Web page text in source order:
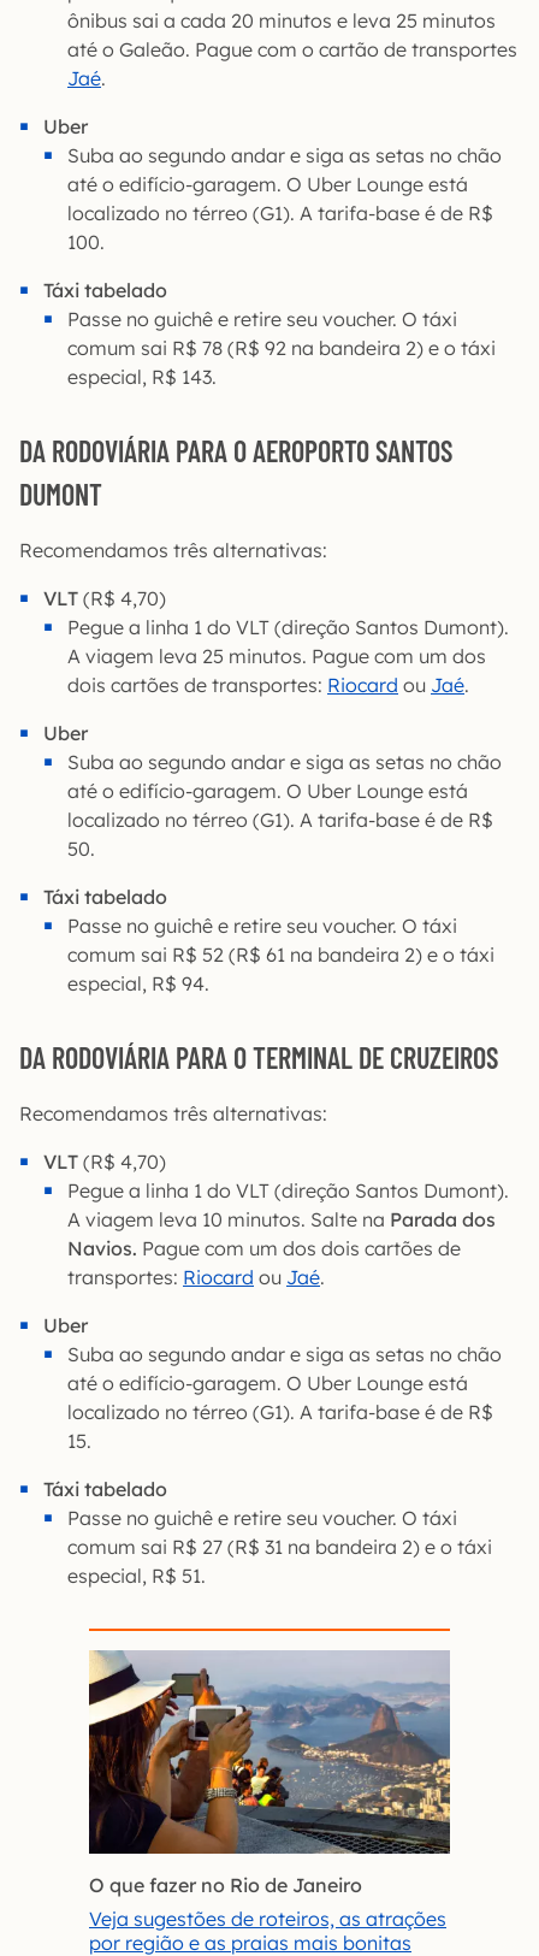
ônibus sai a cada 20 minutos e leva 25 minutos
até o Galeão. Pague com o cartão de transportes
Jaé.
Uber
Suba ao segundo andar e siga as setas no chão
até o edifício-garagem. O Uber Lounge está
localizado no térreo (G1). A tarifa-base é de R$
100.
Táxi tabelado
Passe no guichê e retire seu voucher. O táxi
comum sai R$ 78 (R$ 92 na bandeira 2) e o táxi
especial, R$ 143.
DA RODOVIÁRIA PARA O AEROPORTO SANTOS
DUMONT
Recomendamos três alternativas:
VLT (R$ 4,70)
Pegue a linha 1 do VLT (direção Santos Dumont).
A viagem leva 25 minutos. Pague com um dos
dois cartões de transportes: Riocard ou Jaé.
Uber
Suba ao segundo andar e siga as setas no chão
até o edifício-garagem. O Uber Lounge está
localizado no térreo (G1). A tarifa-base é de R$
50.
Táxi tabelado
Passe no guichê e retire seu voucher. O táxi
comum sai R$ 52 (R$ 61 na bandeira 2) e o táxi
especial, R$ 94.
DA RODOVIÁRIA PARA O TERMINAL DE CRUZEIROS
Recomendamos três alternativas:
VLT (R$ 4,70)
Pegue a linha 1 do VLT (direção Santos Dumont).
A viagem leva 10 minutos. Salte na Parada dos
Navios. Pague com um dos dois cartões de
transportes: Riocard ou Jaé.
Uber
Suba ao segundo andar e siga as setas no chão
até o edifício-garagem. O Uber Lounge está
localizado no térreo (G1). A tarifa-base é de R$
15.
Táxi tabelado
Passe no guichê e retire seu voucher. O táxi
comum sai R$ 27 (R$ 31 na bandeira 2) e o táxi
especial, R$ 51.
O que fazer no Rio de Janeiro
Veja sugestões de roteiros, as atrações
por região e as praias mais bonitas